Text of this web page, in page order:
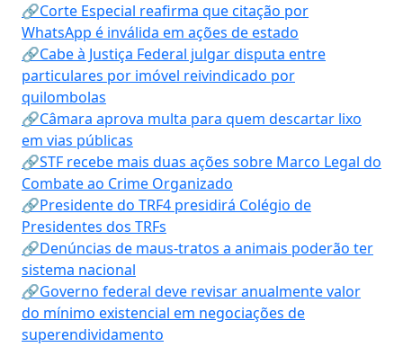
🔗Corte Especial reafirma que citação por
WhatsApp é inválida em ações de estado
🔗Cabe à Justiça Federal julgar disputa entre
particulares por imóvel reivindicado por
quilombolas
🔗Câmara aprova multa para quem descartar lixo
em vias públicas
🔗STF recebe mais duas ações sobre Marco Legal do
Combate ao Crime Organizado
🔗Presidente do TRF4 presidirá Colégio de
Presidentes dos TRFs
🔗Denúncias de maus-tratos a animais poderão ter
sistema nacional
🔗Governo federal deve revisar anualmente valor
do mínimo existencial em negociações de
superendividamento